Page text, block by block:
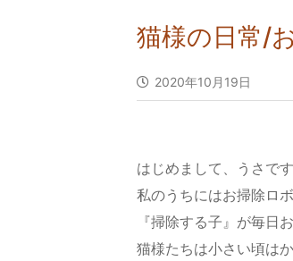
猫様の日常/
2020年10月19日
はじめまして、うさです
私のうちにはお掃除ロ
『掃除する子』が毎日
猫様たちは小さい頃は